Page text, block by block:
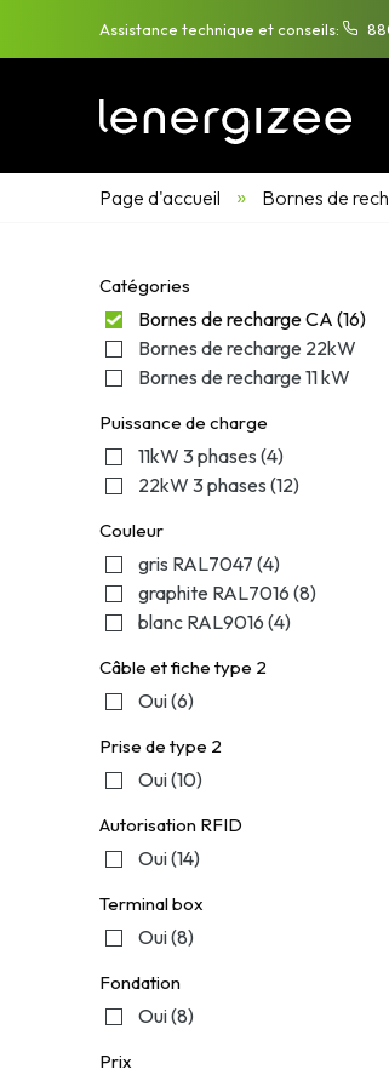
Assistance technique et conseils:
Page d'accueil » Bornes de
Catégories
Bornes de recharge CA (16)
Bornes de recharge 22kW
Bornes de recharge 11 kW
Puissance de charge
11kW 3 phases (4)
22kW 3 phases (12)
Couleur
gris RAL7047 (4)
graphite RAL7016 (8)
blanc RAL9016 (4)
Câble et fiche type 2
Oui(6)
Prise de type 2
Oui(10)
Autorisation RFID
Oui(14)
Terminal box
Oui(8)
Fondation
Oui(8)
Prix